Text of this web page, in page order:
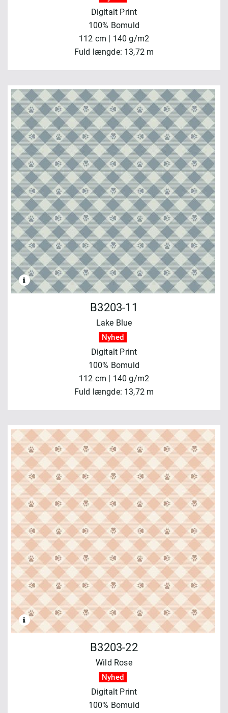
Digitalt Print
100% Bomuld
112 cm | 140 g/m2
Fuld længde: 13,72 m
B3203-11
Lake Blue
Nyhed
Digitalt Print
100% Bomuld
112 cm | 140 g/m2
Fuld længde: 13,72 m
B3203-22
Wild Rose
Nyhed
Digitalt Print
100% Bomuld